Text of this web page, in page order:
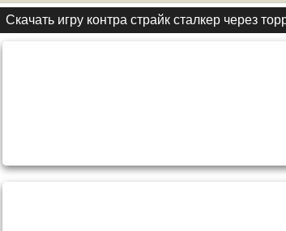
Скачать игру контра страйк сталкер через